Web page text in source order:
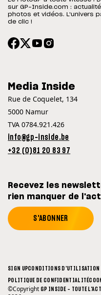
sur GP-Inside.com :
photos et vidéos. L'univers
de clic !
Media Inside
Rue de Coquelet, 134
5000 Namur
TVA 0784.921.426
info@gp-inside.be
+32 (0)81 20 83 97
Recevez les
rien manquer de
S'ABONNER
SIGN UPCONDITIONS D'UTILISATION
POLITIQUE DE CONFIDENTIALITÉ
©Copyright GP INSIDE - TOUTE